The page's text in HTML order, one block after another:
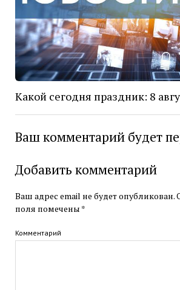
Какой сегодня праздник: 8
Ваш комментарий будет
Добавить комментарий
Ваш адрес email не будет опубликован.
поля помечены *
Комментарий